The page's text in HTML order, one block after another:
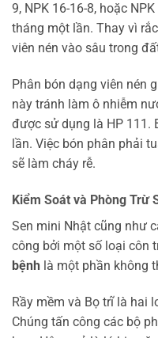
9, NPK 16-16-8, hoặc
tháng một lần. Thay vì
viên nén vào sâu trong
Phân bón dạng viên nén
này tránh làm ô nhiễm
được sử dụng là HP 111.
lần. Việc bón phân phải
sẽ làm cháy rễ.
Kiểm Soát và Phòng Trừ
Sen mini Nhật cũng như
công bởi một số loại côn
bệnh là một phần không
Rầy mềm và Bọ trĩ là hai
Chúng tấn công các bộ